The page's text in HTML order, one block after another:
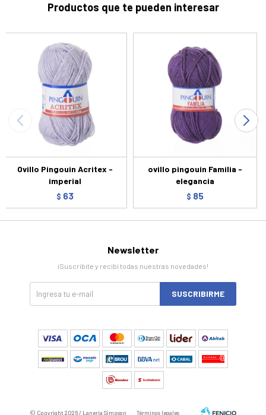
Productos que te pueden interesar
Ovillo Pingouin Acritex -
imperial
$ 63
ovillo pingouin Familia -
elegancia
$ 85
Newsletter
¡Suscribite y recibí todas nuestras novedades!
SUSCRIBIRME
© Copyright 2026 / Laneria Simpson Términos legales